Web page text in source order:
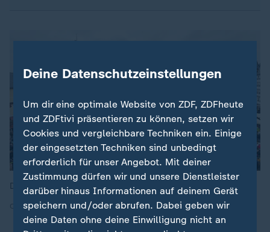
Demonstration für Vielfalt in Frankfurt am Main.
Quelle: ddp
Deine Datenschutzeinstellungen
Um dir eine optimale Website von ZDF, ZDFheute
und ZDFtivi präsentieren zu können, setzen wir
Cookies und vergleichbare Techniken ein. Einige
der eingesetzten Techniken sind unbedingt
erforderlich für unser Angebot. Mit deiner
Zustimmung dürfen wir und unsere Dienstleister
darüber hinaus Informationen auf deinem Gerät
speichern und/oder abrufen. Dabei geben wir
deine Daten ohne deine Einwilligung nicht an